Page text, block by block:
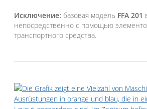
Исключение: базовая модель FFA 201
непосредственно с помощью
транспортного средства.